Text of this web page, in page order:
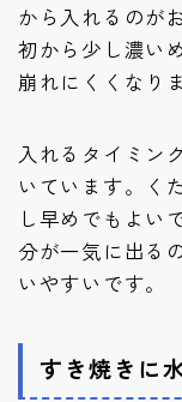
から入れるのが
初から少し濃い
崩れにくくなりま
入れるタイミン
いています。く
し早めでもよい
分が一気に出る
いやすいです。
すき焼きに